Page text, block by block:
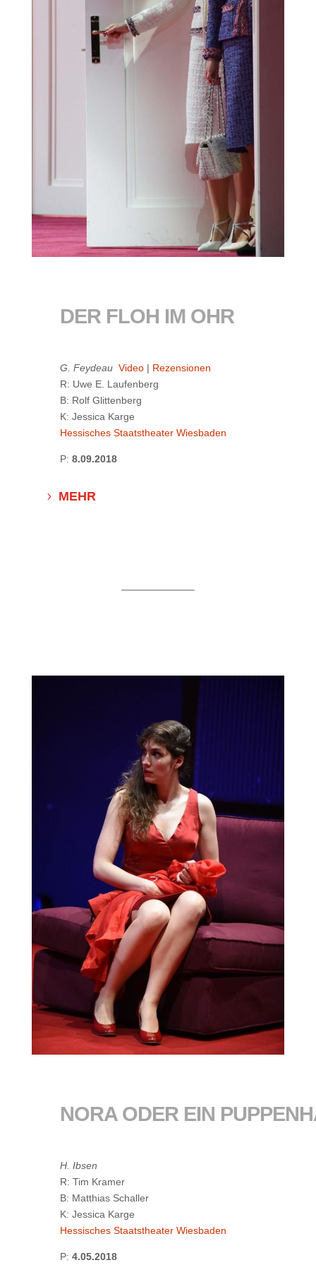
DER FLOH IM OHR
G. Feydeau Video | Rezensionen
R: Uwe E. Laufenberg
B: Rolf Glittenberg
K: Jessica Karge
Hessisches Staatstheater Wiesbaden
P: 8.09.2018
MEHR
NORA ODER EIN
H. Ibsen
R: Tim Kramer
B: Matthias Schaller
K: Jessica Karge
Hessisches Staatstheater Wiesbaden
P: 4.05.2018